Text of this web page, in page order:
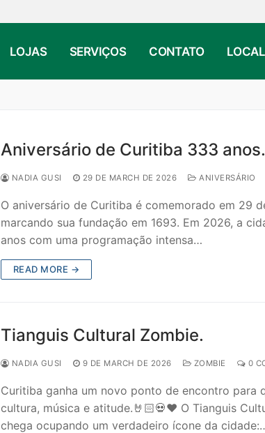
LOJAS SERVIÇOS CONTATO
Aniversário de Curitiba 333 anos.
NADIA GUSI 29 DE MARCH DE 2026 ANIVERSÁRIO
O aniversário de Curitiba é comemorado em 29
marcando sua fundação em 1693. Em 2026, a
anos com uma programação intensa…
READ MORE →
Tianguis Cultural Zombie.
NADIA GUSI 9 DE MARCH DE 2026 ZOMBIE 0
Curitiba ganha um novo ponto de encontro para
cultura, música e atitude.🤘🏻💀♥️ O Tianguis
chega ocupando um verdadeiro ícone da